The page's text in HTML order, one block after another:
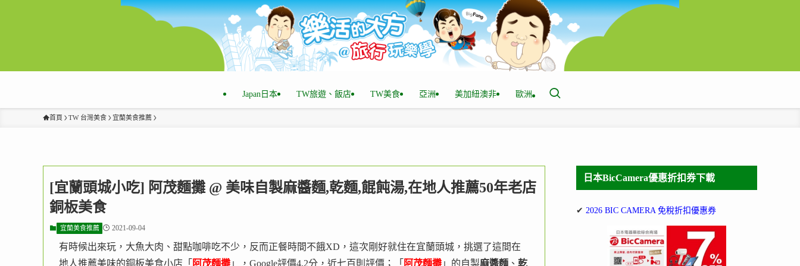
Japan日本 TW旅遊、飯店 TW美食 亞洲 美加紐澳非 歐洲
首頁 TW 台灣美食 宜蘭美食推薦
[宜蘭頭城小吃] 阿茂麵攤 @ 美味自製麻醬麵,乾麵,餛飩湯,在地人推薦50年老店
銅板美食
宜蘭美食推薦 2021-09-04
有時候出來玩，大魚大肉、甜點咖啡吃不少，反而正餐時間不餓XD，這次剛好就住在宜蘭頭城，挑選了這間在
地人推薦美味的銅板美食小店「 阿茂麵攤 」，Google評價4.2分，近七百則評價；「 阿茂麵攤 」的自製麻醬麵 、 乾
日本BicCamera優惠折扣券下載
✔ 2026 BIC CAMERA 免稅折扣優惠券